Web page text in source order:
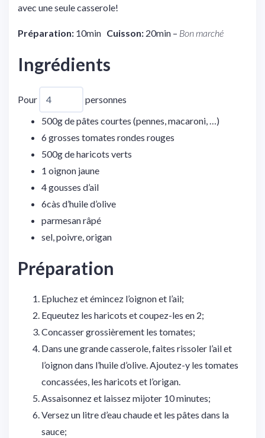
avec une seule casserole!
Préparation: 10min Cuisson: 20min – Bon marché
Ingrédients
Pour
personnes
500gde pâtes courtes (pennes, macaroni, …)
6grosses tomates rondes rouges
500gde haricots verts
1 oignon jaune
4gousses d’ail
6càs d’huile d’olive
parmesan râpé
sel, poivre, origan
Préparation
Epluchez et émincez l’oignon et l’ail;
Equeutez les haricots et coupez-les en 2;
Concasser grossièrement les tomates;
Dans une grande casserole, faites rissoler l’ail et
l’oignon dans l’huile d’olive. Ajoutez-y les tomates
concassées, les haricots et l’origan.
Assaisonnez et laissez mijoter 10 minutes;
Versez un litre d’eau chaude et les pâtes dans la
sauce;